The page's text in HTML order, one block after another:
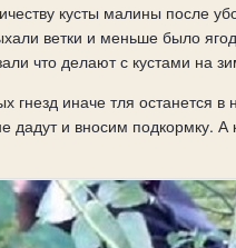
кусты малины после
ветки и меньше было
что делают с кустами на
гнезд иначе тля останется
и вносим подкормку.